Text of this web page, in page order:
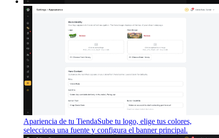
Apariencia de tu TiendaSube tu logo, elige tus colores,
selecciona una fuente y configura el banner principal.